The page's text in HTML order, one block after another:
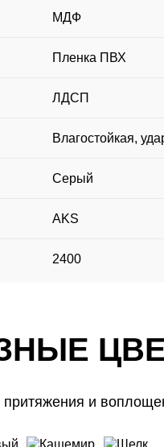
МДФ
Пленка ПВХ
ЛДСП
Влагостойкая,
Серый
AKS
2400
и
Вызвать